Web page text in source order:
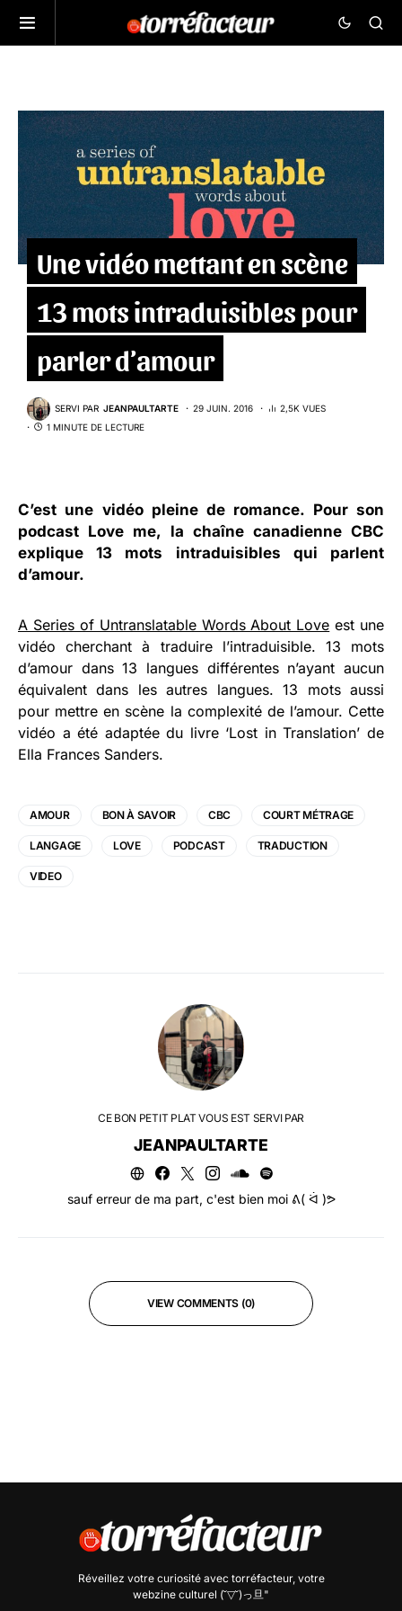
Une vidéo mettant en scène
13 mots intraduisibles pour
parler d’amour
SERVI PAR JEANPAULTARTE 29 JUIN. 2016
2,5K VUES
1 MINUTE DE LECTURE
C’est une vidéo pleine de romance. Pour son
podcast Love me, la chaîne canadienne CBC
explique 13 mots intraduisibles qui parlent
d’amour.
A Series of Untranslatable Words About Love est une
vidéo cherchant à traduire l’intraduisible. 13 mots
d’amour dans 13 langues différentes n’ayant aucun
équivalent dans les autres langues. 13 mots aussi
pour mettre en scène la complexité de l’amour. Cette
vidéo a été adaptée du livre ‘Lost in Translation’ de
Ella Frances Sanders.
AMOUR BON À SAVOIR CBC COURT MÉTRAGE
LANGAGE LOVE PODCAST TRADUCTION
VIDEO
CE BON PETIT PLAT VOUS EST SERVI PAR
JEANPAULTARTE
sauf erreur de ma part, c'est bien moi ᕕ( ᐛ )ᕗ
VIEW COMMENTS (0)
Réveillez votre curiosité avec torréfacteur, votre
webzine culturel (˘▽˘)っ旦"